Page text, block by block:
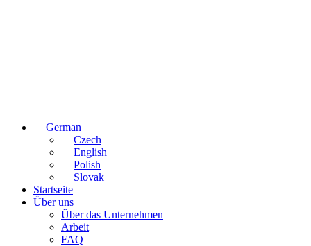
German
Czech
English
Polish
Slovak
Startseite
Über uns
Über das Unternehmen
Arbeit
FAQ